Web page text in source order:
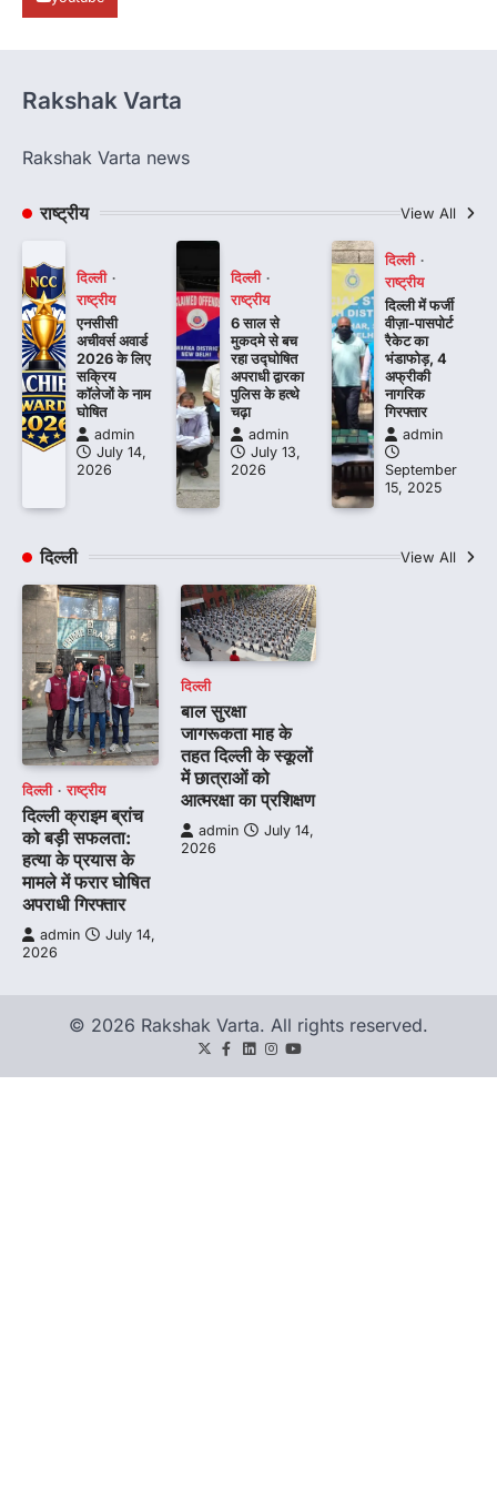
Rakshak Varta
Rakshak Varta news
राष्ट्रीय View All
दिल्ली
राष्ट्रीय
एनसीसी
अचीवर्स अवार्ड
2026 के लिए
सक्रिय
कॉलेजों के नाम
घोषित
admin
July 14,
2026
दिल्ली
राष्ट्रीय
6 साल से
मुकदमे से बच
रहा उद्घोषित
अपराधी द्वारका
पुलिस के हत्थे
चढ़ा
admin
July 13,
2026
दिल्ली
राष्ट्रीय
दिल्ली में फर्जी
वीज़ा-पासपोर्ट
रैकेट का
भंडाफोड़, 4
अफ्रीकी
नागरिक
गिरफ्तार
admin
September
15, 2025
दिल्ली View All
दिल्ली राष्ट्रीय
दिल्ली क्राइम ब्रांच
को बड़ी सफलता:
हत्या के प्रयास के
मामले में फरार घोषित
अपराधी गिरफ्तार
admin
July 14,
2026
दिल्ली
बाल सुरक्षा
जागरूकता माह के
तहत दिल्ली के स्कूलों
में छात्राओं को
आत्मरक्षा का प्रशिक्षण
admin
July 14,
2026
© 2026 Rakshak Varta. All rights reserved.
TwitterFacebook
LinkedIn
Instagram
youtube